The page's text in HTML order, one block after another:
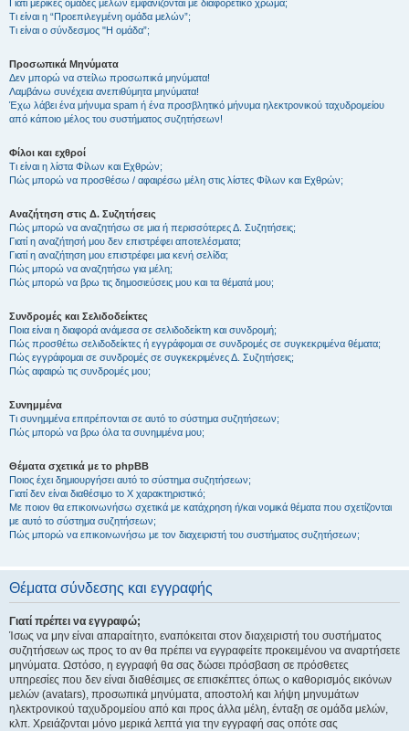
Γιατί μερικές ομάδες μελών εμφανίζονται με διαφορετικό χρώμα;
Τι είναι η “Προεπιλεγμένη ομάδα μελών”;
Τι είναι ο σύνδεσμος "Η ομάδα”;
Προσωπικά Μηνύματα
Δεν μπορώ να στείλω προσωπικά μηνύματα!
Λαμβάνω συνέχεια ανεπιθύμητα μηνύματα!
Έχω λάβει ένα μήνυμα spam ή ένα προσβλητικό μήνυμα ηλεκτρονικού ταχυδρομείου
από κάποιο μέλος του συστήματος συζητήσεων!
Φίλοι και εχθροί
Τι είναι η λίστα Φίλων και Εχθρών;
Πώς μπορώ να προσθέσω / αφαιρέσω μέλη στις λίστες Φίλων και Εχθρών;
Αναζήτηση στις Δ. Συζητήσεις
Πώς μπορώ να αναζητήσω σε μια ή περισσότερες Δ. Συζητήσεις;
Γιατί η αναζήτησή μου δεν επιστρέφει αποτελέσματα;
Γιατί η αναζήτηση μου επιστρέφει μια κενή σελίδα;
Πώς μπορώ να αναζητήσω για μέλη;
Πώς μπορώ να βρω τις δημοσιεύσεις μου και τα θέματά μου;
Συνδρομές και Σελιδοδείκτες
Ποια είναι η διαφορά ανάμεσα σε σελιδοδείκτη και συνδρομή;
Πώς προσθέτω σελιδοδείκτες ή εγγράφομαι σε συνδρομές σε συγκεκριμένα θέματα;
Πώς εγγράφομαι σε συνδρομές σε συγκεκριμένες Δ. Συζητήσεις;
Πώς αφαιρώ τις συνδρομές μου;
Συνημμένα
Τι συνημμένα επιτρέπονται σε αυτό το σύστημα συζητήσεων;
Πώς μπορώ να βρω όλα τα συνημμένα μου;
Θέματα σχετικά με το phpBB
Ποιος έχει δημιουργήσει αυτό το σύστημα συζητήσεων;
Γιατί δεν είναι διαθέσιμο το Χ χαρακτηριστικό;
Με ποιον θα επικοινωνήσω σχετικά με κατάχρηση ή/και νομικά θέματα που σχετίζονται
με αυτό το σύστημα συζητήσεων;
Πώς μπορώ να επικοινωνήσω με τον διαχειριστή του συστήματος συζητήσεων;
Θέματα σύνδεσης και εγγραφής
Γιατί πρέπει να εγγραφώ;
Ίσως να μην είναι απαραίτητο, εναπόκειται στον διαχειριστή του συστήματος
συζητήσεων ως προς το αν θα πρέπει να εγγραφείτε προκειμένου να αναρτήσετε
μηνύματα. Ωστόσο, η εγγραφή θα σας δώσει πρόσβαση σε πρόσθετες
υπηρεσίες που δεν είναι διαθέσιμες σε επισκέπτες όπως ο καθορισμός εικόνων
μελών (avatars), προσωπικά μηνύματα, αποστολή και λήψη μηνυμάτων
ηλεκτρονικού ταχυδρομείου από και προς άλλα μέλη, ένταξη σε ομάδα μελών,
κλπ. Χρειάζονται μόνο μερικά λεπτά για την εγγραφή σας οπότε σας